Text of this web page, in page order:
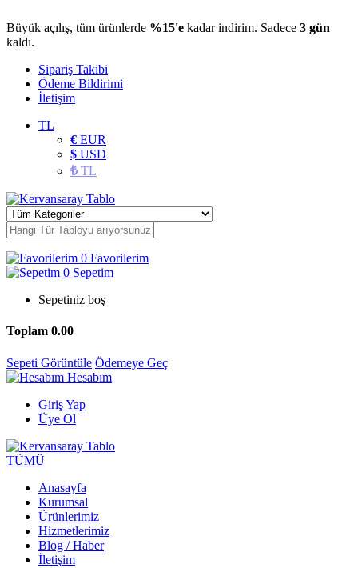
Büyük açılış, tüm ürünlerde %15'e kadar indirim. Sadece 3 gün
kaldı.
Sipariş Takibi
Ödeme Bildirimi
İletişim
TL
€ EUR
$ USD
₺TL
0 Favorilerim
0 Sepetim
Sepetiniz boş
Toplam 0.00
Sepeti Görüntüle Ödemeye Geç
Hesabım
Giriş Yap
Üye Ol
TÜMÜ
Anasayfa
Kurumsal
Ürünlerimiz
Hizmetlerimiz
Blog / Haber
İletişim